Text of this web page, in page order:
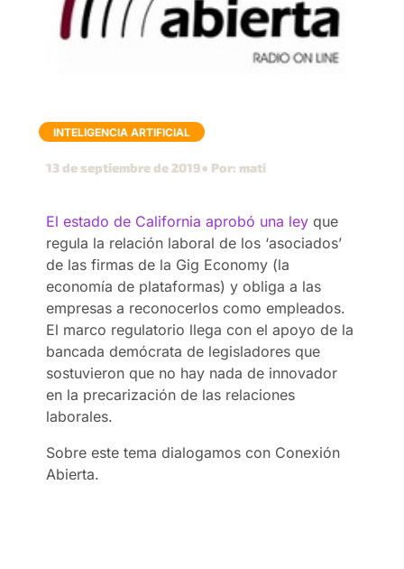
INTELIGENCIA ARTIFICIAL
13 de septiembre de 2019● Por: mati
El estado de California aprobó una ley que
regula la relación laboral de los ‘asociados’
de las firmas de la Gig Economy (la
economía de plataformas) y obliga a las
empresas a reconocerlos como empleados.
El marco regulatorio llega con el apoyo de la
bancada demócrata de legisladores que
sostuvieron que no hay nada de innovador
en la precarización de las relaciones
laborales.
Sobre este tema dialogamos con Conexión
Abierta.